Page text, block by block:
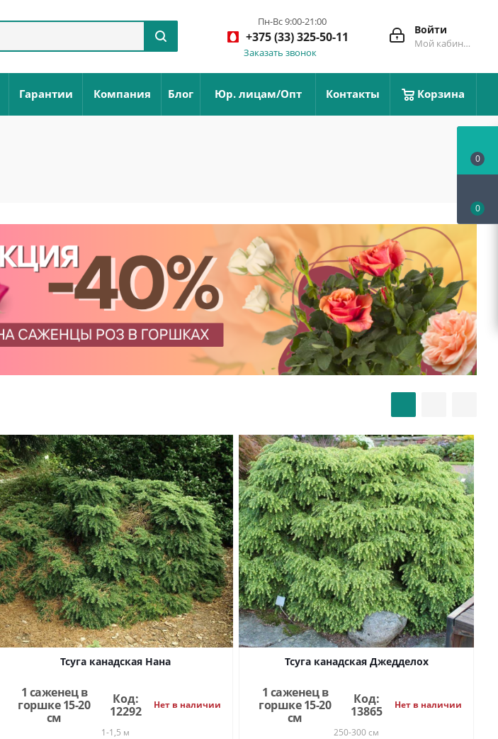
Войти
Мой кабинет
Пн-Вс 9:00-21:00
+375 (33) 325-50-11
Заказать звонок
Гарантии Компания Блог Юр. лицам/Опт Контакты Корзина
Тсуга канадская Нана
1 саженец в
горшке 15-20
см
Код:
12292
Нет в наличии
1-1,5 м
Тсуга канадская Джедделох
1 саженец в
горшке 15-20
см
Код:
13865
Нет в наличии
250-300 см
0
0